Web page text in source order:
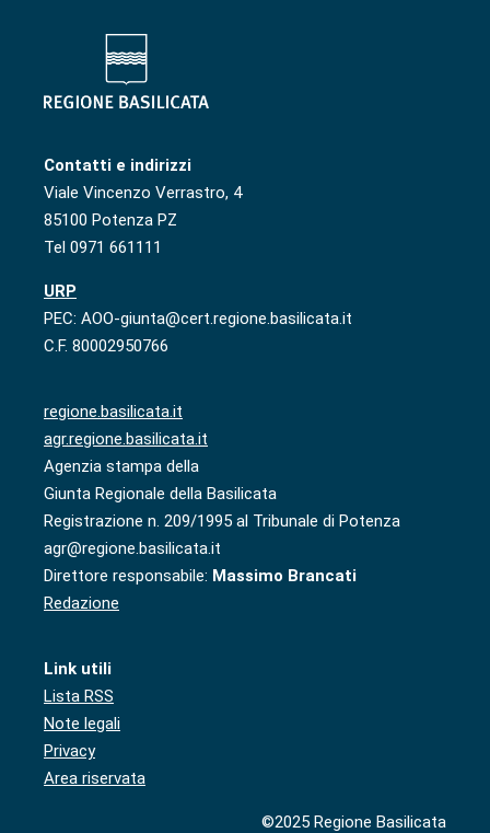
Contatti e indirizzi
Viale Vincenzo Verrastro, 4
85100 Potenza PZ
Tel 0971 661111
URP
PEC: AOO-giunta@cert.regione.basilicata.it
C.F. 80002950766
regione.basilicata.it
agr.regione.basilicata.it
Agenzia stampa della
Giunta Regionale della Basilicata
Registrazione n. 209/1995 al Tribunale di Potenza
agr@regione.basilicata.it
Direttore responsabile: Massimo Brancati
Redazione
Link utili
Lista RSS
Note legali
Privacy
Area riservata
©2025 Regione Basilicata